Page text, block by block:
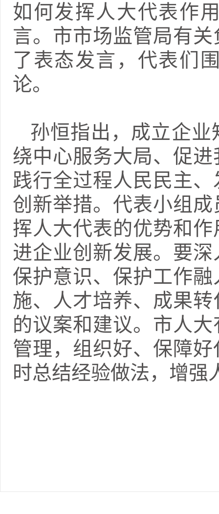
如何发挥人大代表作
言。市市场监管局有
了表态发言，代表们
论。
孙恒指出，成立企
绕中心服务大局、促
践行全过程人民民主
创新举措。代表小组
挥人大代表的优势和
进企业创新发展。要
保护意识、保护工作
施、人才培养、成果
的议案和建议。市人
管理，组织好、保障
时总结经验做法，增强